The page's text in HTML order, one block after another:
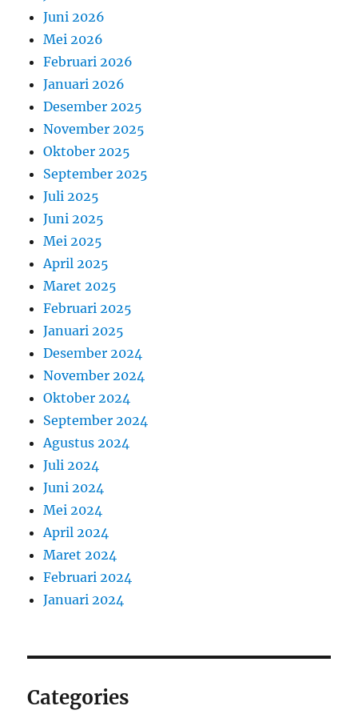
Juni 2026
Mei 2026
Februari 2026
Januari 2026
Desember 2025
November 2025
Oktober 2025
September 2025
Juli 2025
Juni 2025
Mei 2025
April 2025
Maret 2025
Februari 2025
Januari 2025
Desember 2024
November 2024
Oktober 2024
September 2024
Agustus 2024
Juli 2024
Juni 2024
Mei 2024
April 2024
Maret 2024
Februari 2024
Januari 2024
Categories